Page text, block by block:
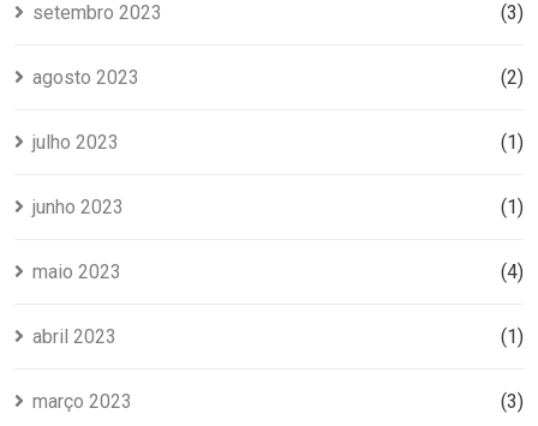
setembro 2023 (3)
agosto 2023 (2)
julho 2023 (1)
junho 2023 (1)
maio 2023 (4)
abril 2023 (1)
março 2023 (3)